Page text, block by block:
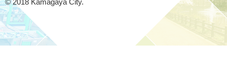
© 2018 Kamagaya City.